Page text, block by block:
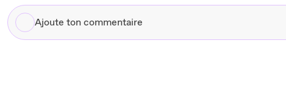
Ajoute
ton